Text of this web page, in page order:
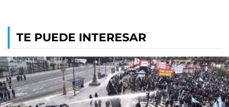
TE PUEDE INTERESAR